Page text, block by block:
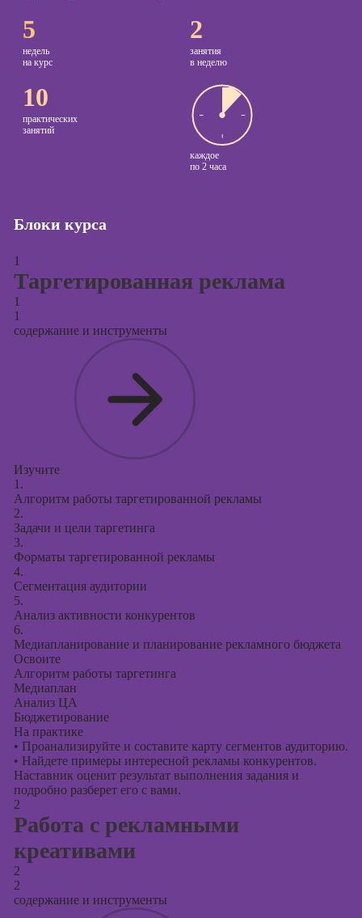
Курсы
продюсирования
5
недель
на курс
2
занятия
в неделю
10
практических
занятий
каждое
по 2 часа
Блоки курса
1
Таргетированная реклама
1
1
содержание и инструменты
Изучите
1.
Алгоритм работы таргетированной рекламы
2.
Задачи и цели таргетинга
3.
Форматы таргетированной рекламы
4.
Сегментация аудитории
5.
Анализ активности конкурентов
6.
Медиапланирование и планирование рекламного бюджета
Освоите
Алгоритм работы таргетинга
Медиаплан
Анализ ЦА
Бюджетирование
На практике
• Проанализируйте и составите карту сегментов аудиторию.
• Найдете примеры интересной рекламы конкурентов.
Наставник оценит результат выполнения задания и
подробно разберет его с вами.
2
Работа с рекламными
креативами
2
2
содержание и инструменты